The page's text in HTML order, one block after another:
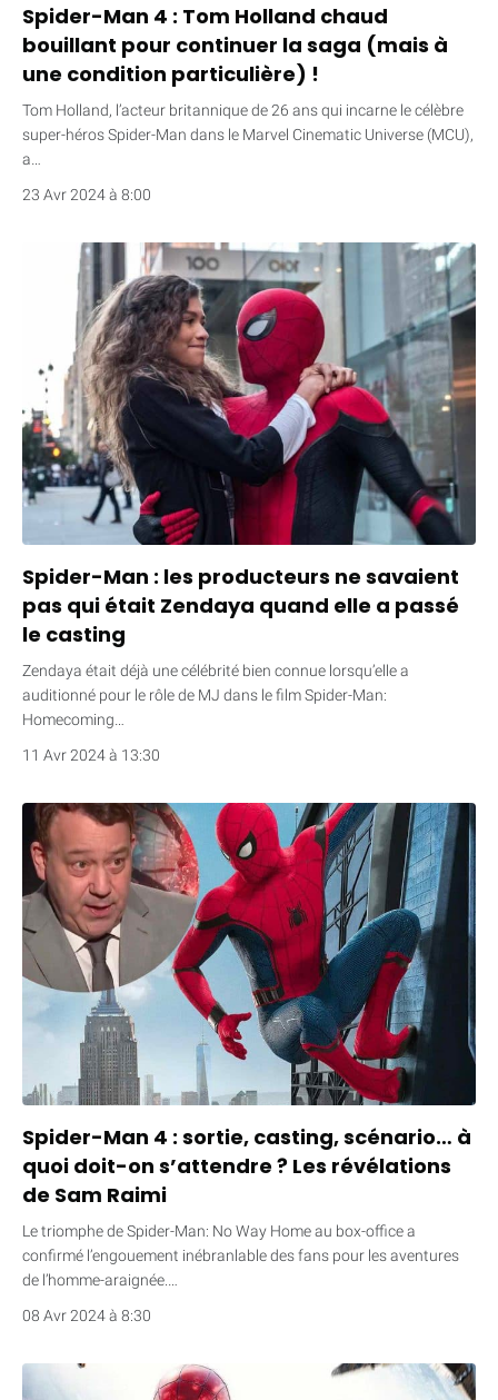
Spider-Man 4 : Tom Holland chaud
bouillant pour continuer la saga (mais à
une condition particulière) !
Tom Holland, l’acteur britannique de 26 ans qui incarne le célèbre
super-héros Spider-Man dans le Marvel Cinematic Universe (MCU),
a…
23 Avr 2024 à 8:00
Spider-Man : les producteurs ne savaient
pas qui était Zendaya quand elle a passé
le casting
Zendaya était déjà une célébrité bien connue lorsqu’elle a
auditionné pour le rôle de MJ dans le film Spider-Man:
Homecoming…
11 Avr 2024 à 13:30
Spider-Man 4 : sortie, casting, scénario… à
quoi doit-on s’attendre ? Les révélations
de Sam Raimi
Le triomphe de Spider-Man: No Way Home au box-office a
confirmé l’engouement inébranlable des fans pour les aventures
de l’homme-araignée.…
08 Avr 2024 à 8:30